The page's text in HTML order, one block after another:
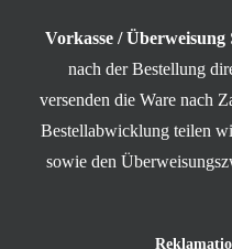
Vorkasse / Überweisung
nach der Bestellung
versenden die Ware nach
Bestellabwicklung teilen
sowie den